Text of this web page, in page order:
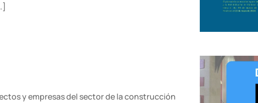
y empresas del sector de la construcción